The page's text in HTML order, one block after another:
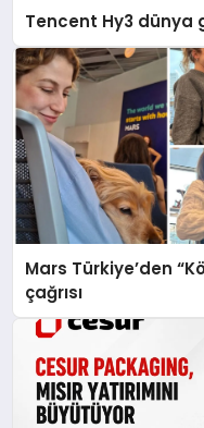
Tencent Hy3 dünya
Mars Türkiye’den
çağrısı